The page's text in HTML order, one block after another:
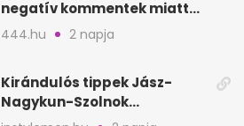
negatív kommentek miatt
vonul vissza
444.hu 2 napja
Kirándulós tippek Jász-
Nagykun-Szolnok
megyében: 6 kihagyhatatlan